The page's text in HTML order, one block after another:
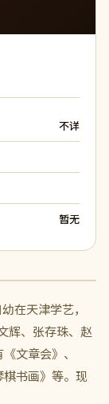
不详
暂无
在天津学艺，
辉、张存珠、赵
文章会》、
棋书画》等。现